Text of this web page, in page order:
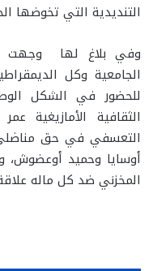
ﺍﻟﺘﻨﺪﻳﺪﻳﺔ ﺍﻟﺘﻲ ﺗﺨﻮﺿﻬﺎ
وفي بلاغ لها وجهت
ﺍﻟﺠﺎﻣﻌﻴﺔ ﻭﻛﻞ
ﻟﻠﺤﻀﻮﺭ ﻓﻲ ﺍﻟﺸﻜﻞ
ﺍﻟﺜﻘﺎﻓﻴﺔ ﺍﻷﻣﺎﺯﻳﻐﻴﺔ
ﺍﻟﺘﻌﺴﻔﻲ ﻓﻲ ﺣﻖ ﻣﻨﺎضلي
أﻭﺳﺎﻳﺎ ﻭﺣﻤﻴﺪ ﺃﻭﻋﻀﻮﺵ،
ﺍﻟﻤﺨﺰﻧﻲ ﺿﺪ ﻛﻞ ﻣﺎﻟﻪ ﻋﻼﻗﺔ